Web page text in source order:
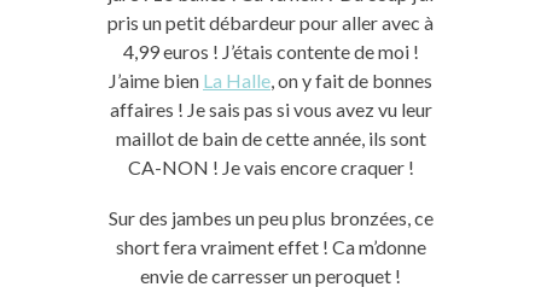
pris un petit débardeur pour aller avec à
4,99 euros ! J’étais contente de moi !
J’aime bien La Halle, on y fait de bonnes
affaires ! Je sais pas si vous avez vu leur
maillot de bain de cette année, ils sont
CA-NON ! Je vais encore craquer !
Sur des jambes un peu plus bronzées, ce
short fera vraiment effet ! Ca m’donne
envie de carresser un peroquet !